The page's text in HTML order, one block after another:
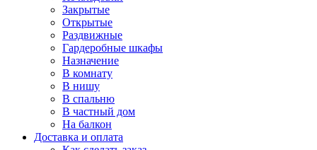
Закрытые
Открытые
Раздвижные
Гардеробные шкафы
Назначение
В комнату
В нишу
В спальню
В частный дом
На балкон
Доставка и оплата